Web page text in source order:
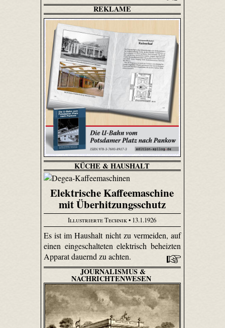
REKLAME
KÜCHE & HAUSHALT
Elektrische Kaffeemaschine
mit Überhitzungsschutz
Illustrierte Technik• 13.1.1926
Es ist im Haushalt nicht zu vermeiden, auf
einen eingeschalteten elektrisch beheizten
Apparat dauernd zu achten.
JOURNALISMUS &
NACHRICHTENWESEN